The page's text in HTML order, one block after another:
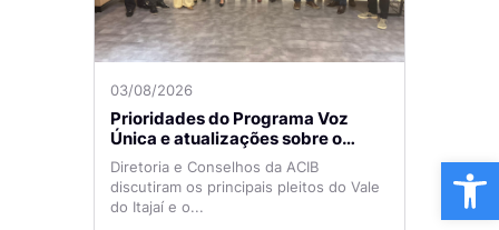
03/08/2026
Prioridades do Programa Voz
Única e atualizações sobre o
Aeroporto de Navegantes são
temas de reunião na ACIB
Diretoria e Conselhos da ACIB
discutiram os principais pleitos do Vale
do Itajaí e o...